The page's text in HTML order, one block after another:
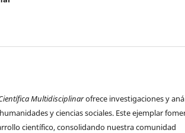
Científica Multidisciplinarofrece investigaciones y
y ciencias sociales. Este ejemplar
científico, consolidando nuestra comunidad